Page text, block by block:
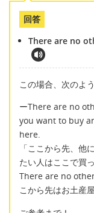
回答
There are no
この場合、次のよ
ーThere are no
you want to buy
here.
「ここから先、他
たい人はここで買
There are no
こから先はお土産